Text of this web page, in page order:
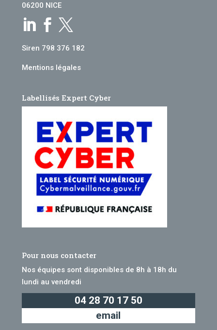
06200 NICE
  
Siren 798 376 182
Mentions légales
Labellisés Expert Cyber
Pour nous contacter
Nos équipes sont disponibles de 8h à 18h du
lundi au vendredi
04 28 70 17 50
email